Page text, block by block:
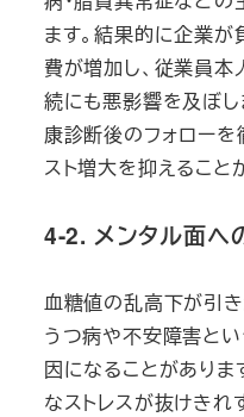
ます。結果的に企業
費が増加し、従業員本
続にも悪影響を及ぼ
康診断後のフォローを
スト増大を抑えること
4-2. メンタル面へ
血糖値の乱高下が引き
うつ病や不安障害と
因になることがあり
なストレスが抜けきれ